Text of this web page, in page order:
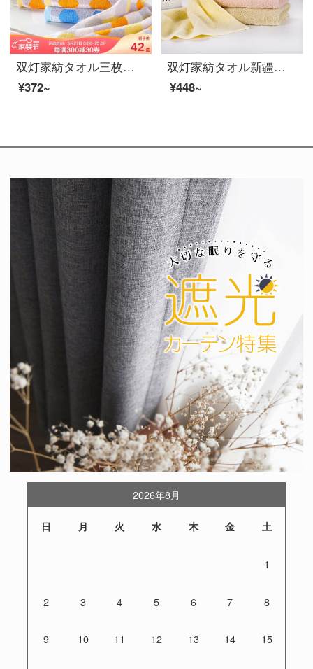
双灯家紡タオル三枚セットの男女と大人の顔拭きタオル快適カップルの顔拭きタオル新疆綿親肌用ナプキン粉/黄/青夢想空間3枚入り72*32 cm
¥372~
双灯家紡タオル新疆長絨綿家庭用の無地の親肌に厚いティッシュを加えて簡単に純綿の清潔なフェイスタオルを吸水します。
¥448~
2026年8月
日 月 火 水 木 金 土
1
2 3 4 5 6 7 8
9 10 11 12 13 14 15